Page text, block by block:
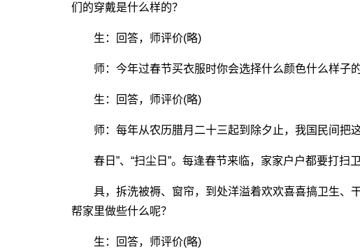
们的穿戴是什么样的？
生：回答，师评价(略)
师：今年过春节买衣服时你会选择什么颜色什么样子的
生：回答，师评价(略)
师：每年从农历腊月二十三起到除夕止，我国民间把这
春日”、“扫尘日”。每逢春节来临，家家户户都要打扫
具，拆洗被褥、窗帘，到处洋溢着欢欢喜喜搞卫生、
帮家里做些什么呢？
生：回答，师评价(略)